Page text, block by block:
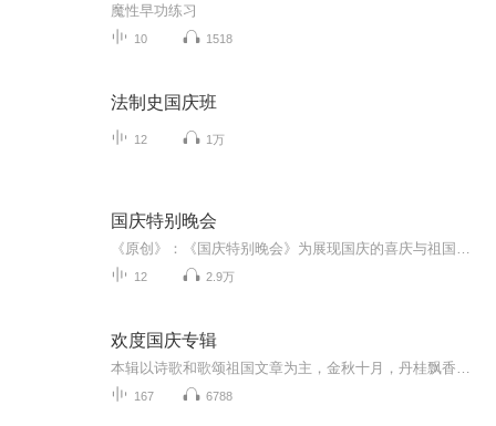
魔性早功练习
10 1518
法制史国庆班
12 1万
国庆特别晚会
12 2.9万
欢度国庆专辑
167 6788